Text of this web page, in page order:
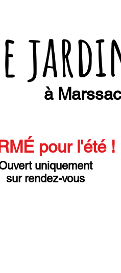
à
pour l'été!
uniquement
sur rendez-vous